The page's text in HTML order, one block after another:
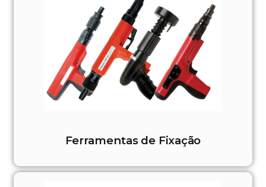
Ferramentas de Fixação